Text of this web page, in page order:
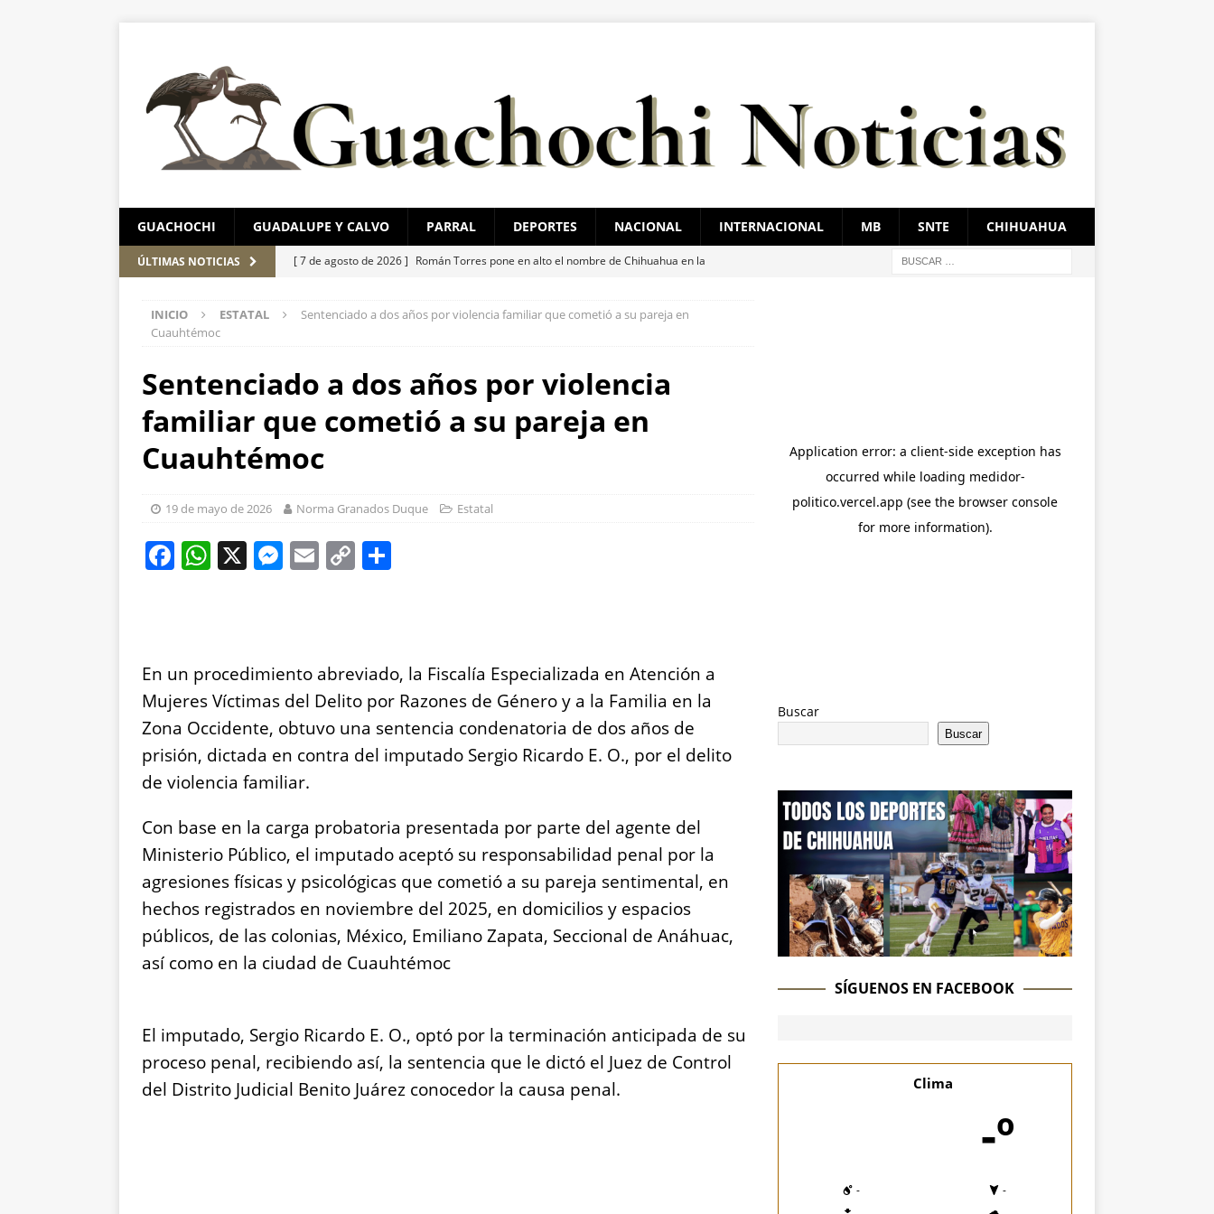
GUACHOCHI GUADALUPE Y CALVO PARRAL DEPORTES NACIONAL INTERNACIONAL MB SNTE CHIHUAHUA
ÚLTIMAS NOTICIAS [ 7 de agosto de 2026 ] Román Torres pone en alto el nombre de Chihuahua en la
[ 7 de agosto de 2026 ] Reglas claras consolidarían la unidad en el PAN: Rafa Loera
[ 7 de agosto de 2026 ]
Localizan sin vida a un joven en vivienda de la colonia Ponce de
León
ESTATAL
[ 7 de agosto de 2026 ] Rocía a su esposa y su hija con gasolina para matarlas; lo
INICIO ESTATAL
Sentenciado a dos años por violencia familiar que cometió a su pareja en
Cuauhtémoc
Sentenciado a dos años por violencia
familiar que cometió a su pareja en
Cuauhtémoc
19 de mayo de 2026 Norma Granados Duque Estatal
F
b
o
o
k
W
A
p
p
X M
n
g
er
E C
Li
n
k
En un procedimiento abreviado, la Fiscalía Especializada en Atención a
Mujeres Víctimas del Delito por Razones de Género y a la Familia en la
Zona Occidente, obtuvo una sentencia condenatoria de dos años de
prisión, dictada en contra del imputado Sergio Ricardo E. O., por el delito
de violencia familiar.
Con base en la carga probatoria presentada por parte del agente del
Ministerio Público, el imputado aceptó su responsabilidad penal por la
agresiones físicas y psicológicas que cometió a su pareja sentimental, en
hechos registrados en noviembre del 2025, en domicilios y espacios
públicos, de las colonias, México, Emiliano Zapata, Seccional de Anáhuac,
así como en la ciudad de Cuauhtémoc
El imputado, Sergio Ricardo E. O., optó por la terminación anticipada de su
proceso penal, recibiendo así, la sentencia que le dictó el Juez de Control
del Distrito Judicial Benito Juárez conocedor la causa penal.
Buscar
Buscar
SÍGUENOS EN FACEBOOK
Clima
-º
-
-